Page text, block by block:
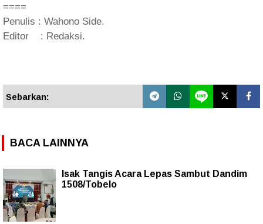
====
Penulis : Wahono Side.
Editor : Redaksi.
Sebarkan:
BACA LAINNYA
Isak Tangis Acara Lepas Sambut Dandim
1508/Tobelo